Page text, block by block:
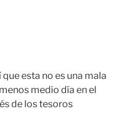
esta no es una mala
medio día en el
de los tesoros